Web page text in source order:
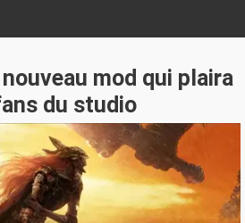
mod qui plaira
du studio